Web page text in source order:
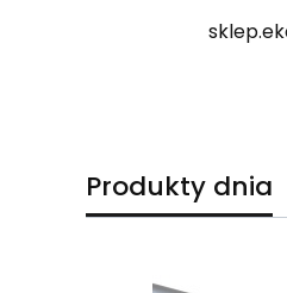
Produkty dnia